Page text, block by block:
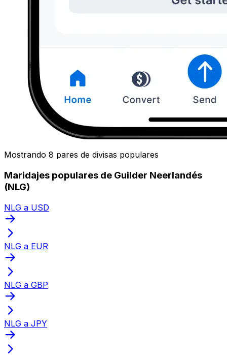
Mostrando 8 pares de divisas populares
Maridajes populares de Guilder Neerlandés
(NLG)
NLG a USD
NLG a EUR
NLG a GBP
NLG a JPY